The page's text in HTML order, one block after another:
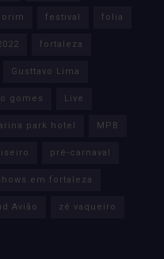
festival folia
fortaleza
Gusttavo Lima
gomes Live
park hotel MPB
pré-carnaval
em fortaleza
Avião zé vaqueiro